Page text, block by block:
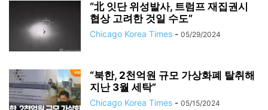
“北 잇단 위성발사, 트럼프 재집권시
협상 고려한 것일 수도”
Chicago Korea Times - 05/29/2024
“북한, 2천억원 규모 가상화폐 탈취해
지난 3월 세탁”
Chicago Korea Times - 05/15/2024